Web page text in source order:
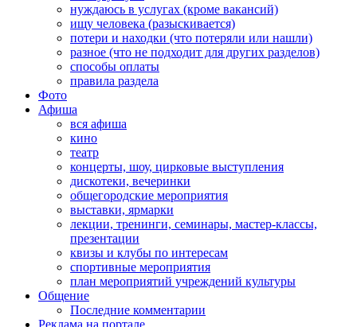
нуждаюсь в услугах (кроме вакансий)
ищу человека (разыскивается)
потери и находки (что потеряли или нашли)
разное (что не подходит для других разделов)
способы оплаты
правила раздела
Фото
Афиша
вся афиша
кино
театр
концерты, шоу, цирковые выступления
дискотеки, вечеринки
общегородские мероприятия
выставки, ярмарки
лекции, тренинги, семинары, мастер-классы,
презентации
квизы и клубы по интересам
спортивные мероприятия
план мероприятий учреждений культуры
Общение
Последние комментарии
Реклама на портале